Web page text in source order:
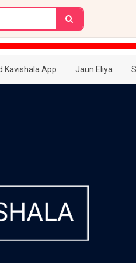
Kavishala App Jaun.Eliya